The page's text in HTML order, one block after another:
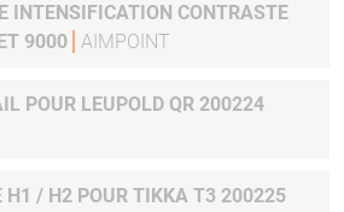
INTENSIFICATION CONTRASTE
9000 AIMPOINT
MONTAGE RAIL POUR LEUPOLD QR 200224
EMBASE FIXE H1 / H2 POUR TIKKA T3 200225